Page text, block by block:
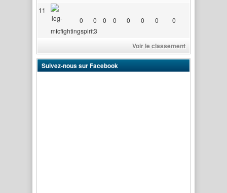
11
0
0 0 0 0 0 0 0
Voir le classement
Suivez-nous sur Facebook